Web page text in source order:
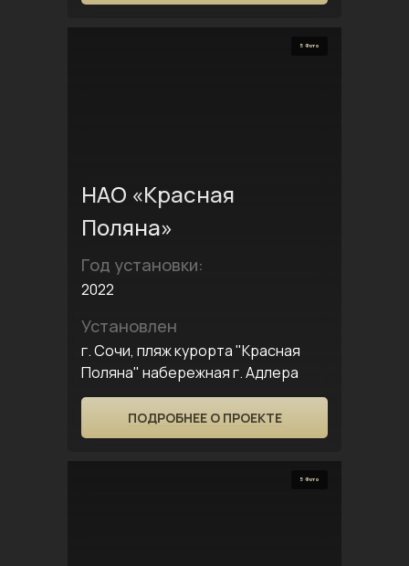
5 Фото
НАО «Красная
Поляна»
Год установки:
2022
Установлен
г. Сочи, пляж курорта "Красная
Поляна" набережная г. Адлера
ПОДРОБНЕЕ О ПРОЕКТЕ
5 Фото